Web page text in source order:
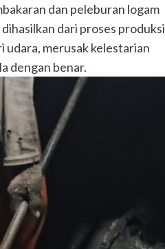
dan peleburan logam
dari proses produksi
merusak kelestarian
dengan benar.